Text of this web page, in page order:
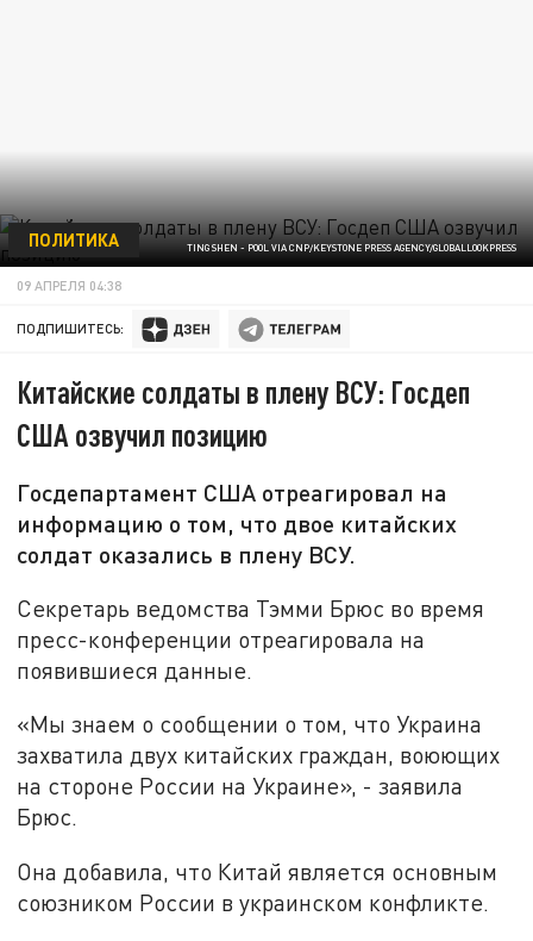
TING SHEN - POOL VIA CNP/KEYSTONE PRESS AGENCY/GLOBALLOOKPRESS
ПОЛИТИКА
09 АПРЕЛЯ 04:38
ПОДПИШИТЕСЬ:
Китайские солдаты в плену ВСУ: Госдеп
США озвучил позицию
Госдепартамент США отреагировал на
информацию о том, что двое китайских
солдат оказались в плену ВСУ.
Секретарь ведомства Тэмми Брюс во время
пресс-конференции отреагировала на
появившиеся данные.
«Мы знаем о сообщении о том, что Украина
захватила двух китайских граждан, воюющих
на стороне России на Украине», - заявила
Брюс.
Она добавила, что Китай является основным
союзником России в украинском конфликте.